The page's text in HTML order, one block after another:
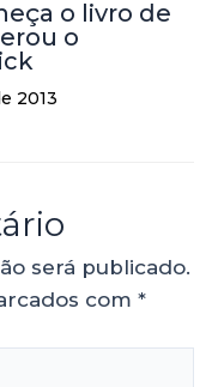
o livro de
o
2013
será publicado.
com *